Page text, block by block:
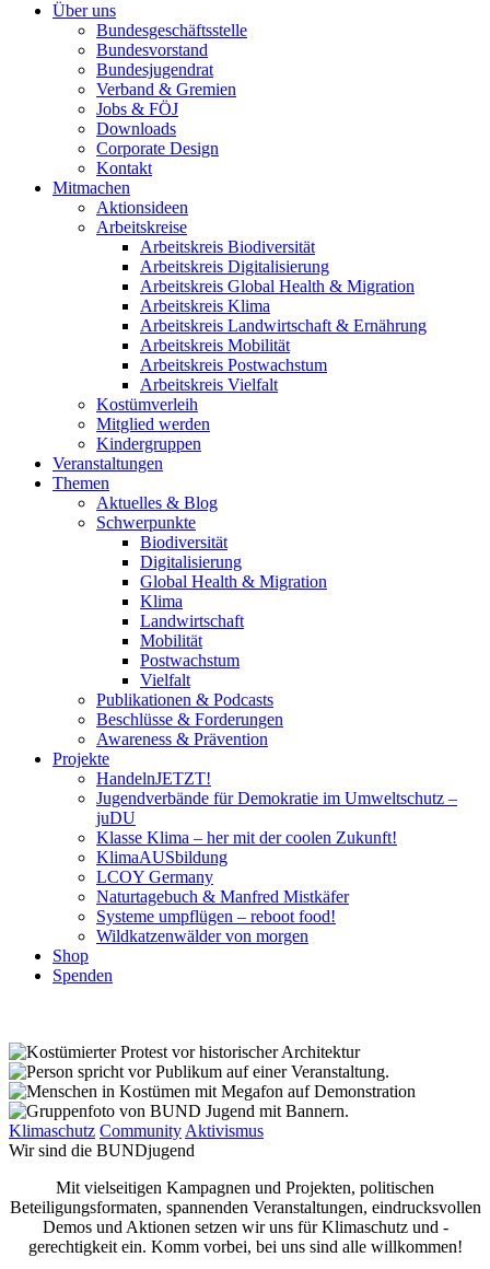
Über uns
Bundesgeschäftsstelle
Bundesvorstand
Bundesjugendrat
Verband & Gremien
Jobs & FÖJ
Downloads
Corporate Design
Kontakt
Mitmachen
Aktionsideen
Arbeitskreise
Arbeitskreis Biodiversität
Arbeitskreis Digitalisierung
Arbeitskreis Global Health & Migration
Arbeitskreis Klima
Arbeitskreis Landwirtschaft & Ernährung
Arbeitskreis Mobilität
Arbeitskreis Postwachstum
Arbeitskreis Vielfalt
Kostümverleih
Mitglied werden
Kindergruppen
Veranstaltungen
Themen
Aktuelles & Blog
Schwerpunkte
Biodiversität
Digitalisierung
Global Health & Migration
Klima
Landwirtschaft
Mobilität
Postwachstum
Vielfalt
Publikationen & Podcasts
Beschlüsse & Forderungen
Awareness & Prävention
Projekte
HandelnJETZT!
Jugendverbände für Demokratie im Umweltschutz –
juDU
Klasse Klima – her mit der coolen Zukunft!
KlimaAUSbildung
LCOY Germany
Naturtagebuch & Manfred Mistkäfer
Systeme umpflügen – reboot food!
Wildkatzenwälder von morgen
Shop
Spenden
Klimaschutz Community Aktivismus
Wir sind die BUNDjugend
Mit vielseitigen Kampagnen und Projekten, politischen
Beteiligungsformaten, spannenden Veranstaltungen, eindrucksvollen
Demos und Aktionen setzen wir uns für Klimaschutz und -
gerechtigkeit ein. Komm vorbei, bei uns sind alle willkommen!